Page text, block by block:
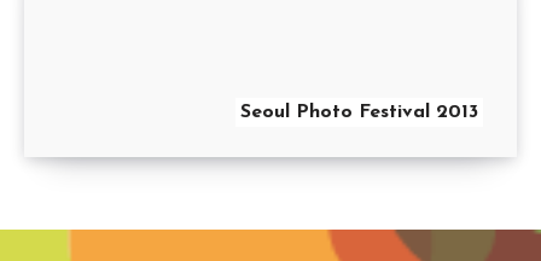
Seoul Photo Festival 2013